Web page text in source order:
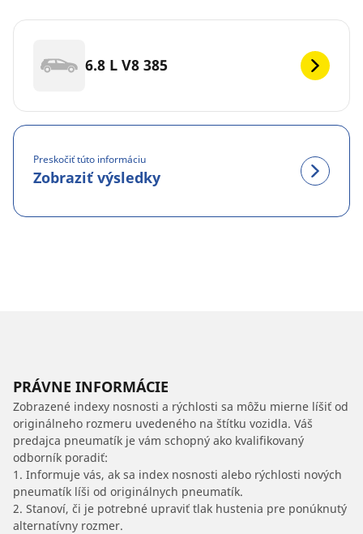
6.8 L V8 385
Preskočiť túto informáciu
Zobraziť výsledky
PRÁVNE INFORMÁCIE
Zobrazené indexy nosnosti a rýchlosti sa môžu mierne líšiť od
originálneho rozmeru uvedeného na štítku vozidla. Váš
predajca pneumatík je vám schopný ako kvalifikovaný
odborník poradiť:
1. Informuje vás, ak sa index nosnosti alebo rýchlosti nových
pneumatík líši od originálnych pneumatík.
2. Stanoví, či je potrebné upraviť tlak hustenia pre ponúknutý
alternatívny rozmer.